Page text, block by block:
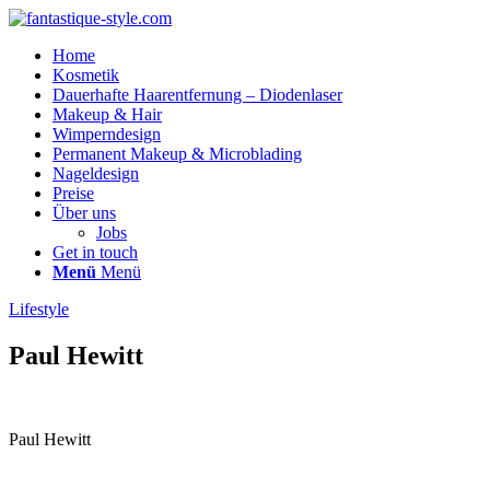
Home
Kosmetik
Dauerhafte Haarentfernung – Diodenlaser
Makeup & Hair
Wimperndesign
Permanent Makeup & Microblading
Nageldesign
Preise
Über uns
Jobs
Get in touch
Menü Menü
Lifestyle
Paul Hewitt
Paul Hewitt